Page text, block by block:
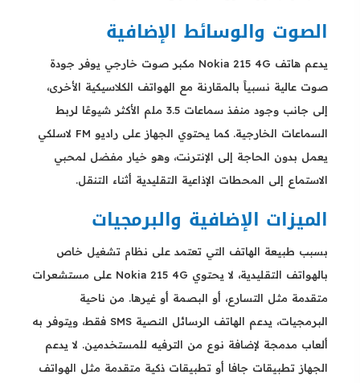
الصوت والوسائط الإضافية
يدعم هاتف Nokia 215 4G مكبر صوت خارجي يوفر جودة
صوت عالية نسبياً بالمقارنة مع الهواتف الكلاسيكية الأخرى،
إلى جانب وجود منفذ سماعات 3.5 ملم الأكثر شيوعًا لربط
السماعات الخارجية. كما يحتوي الجهاز على راديو FM لاسلكي
يعمل بدون الحاجة إلى الإنترنت، وهو خيار مفضل لمحبي
الاستماع إلى المحطات الإذاعية التقليدية أثناء التنقل.
الميزات الإضافية والبرمجيات
بسبب طبيعة الهاتف التي تعتمد على نظام تشغيل خاص
بالهواتف التقليدية، لا يحتوي Nokia 215 4G على مستشعرات
متقدمة مثل التسارع، أو البصمة أو غيرها. من ناحية
البرمجيات، يدعم الهاتف الرسائل النصية SMS فقط، ويتوفر به
ألعاب مدمجة لإضافة نوع من الترفيه للمستخدمين. لا يدعم
الجهاز تطبيقات جافا أو تطبيقات ذكية متقدمة مثل الهواتف